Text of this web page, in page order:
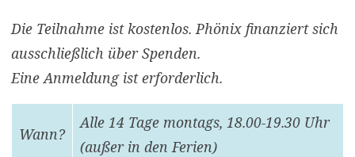
Die Teilnahme ist kostenlos. Phönix finanziert sich
ausschließlich über Spenden.
Eine Anmeldung ist erforderlich.
Wann?
Alle 14 Tage montags, 18.00-19.30 Uhr
(außer in den Ferien)